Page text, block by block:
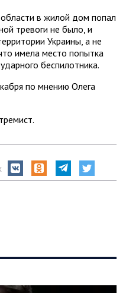
в жилой дом попал
тревоги не было, и
Украины, а не
имела место попытка
беспилотника.
по мнению Олега